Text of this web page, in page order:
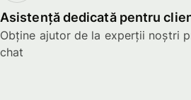
Asistență dedicată pentru
Obține ajutor de la experții noștri
chat